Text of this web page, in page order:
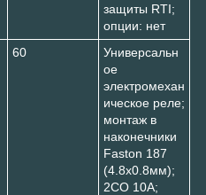
защиты RTI;
опции: нет
60
Универсальн
ое
электромехан
ическое реле;
монтаж в
наконечники
Faston 187
(4.8х0.8мм);
2CO 10A;